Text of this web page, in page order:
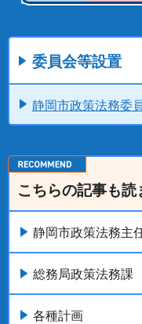
委員会等設置
静岡市政策法務委
こちらの記事も読
静岡市政策法務主
総務局政策法務
各種計画